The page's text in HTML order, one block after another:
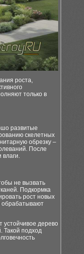
роста,
только в
развитые
скелетных
обрезку –
После
не вызвать
Подкормка
рост новых
обрабатывают
устойчивое дерево
Такой подход